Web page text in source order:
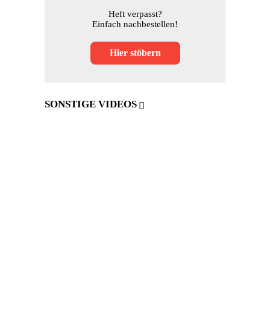
Heft verpasst?
Einfach nachbestellen!
Hier stöbern
SONSTIGE VIDEOS